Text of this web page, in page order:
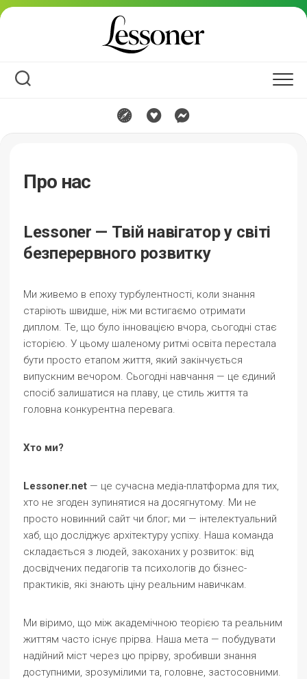
Перейти
Про нас
Lessoner — Твій навігатор у світі
безперервного розвитку
Ми живемо в епоху турбулентності, коли знання
старіють швидше, ніж ми встигаємо отримати
диплом. Те, що було інновацією вчора, сьогодні стає
історією. У цьому шаленому ритмі освіта перестала
бути просто етапом життя, який закінчується
випускним вечором. Сьогодні навчання — це єдиний
спосіб залишатися на плаву, це стиль життя та
головна конкурентна перевага.
Хто ми?
Lessoner.net — це сучасна медіа-платформа для тих,
хто не згоден зупинятися на досягнутому. Ми не
просто новинний сайт чи блог; ми — інтелектуальний
хаб, що досліджує архітектуру успіху. Наша команда
складається з людей, закоханих у розвиток: від
досвідчених педагогів та психологів до бізнес-
практиків, які знають ціну реальним навичкам.
Ми віримо, що між академічною теорією та реальним
життям часто існує прірва. Наша мета — побудувати
надійний міст через цю прірву, зробивши знання
доступними, зрозумілими та, головне, застосовними.